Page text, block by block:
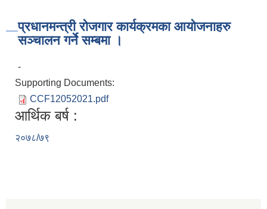
प्रधानमन्त्री रोजगार कार्यक्रमका आयोजनाहरु
सञ्चालन गर्ने सम्बमा ।
-
Supporting Documents:
CCF12052021.pdf
आर्थिक बर्ष :
२०७८/७९